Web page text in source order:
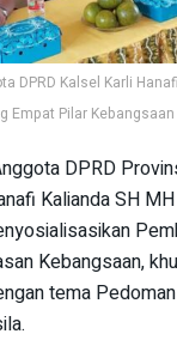
DPRD Kalsel Karli
Pilar
DPRD
Kalianda SH
Kebangsaan,
tema